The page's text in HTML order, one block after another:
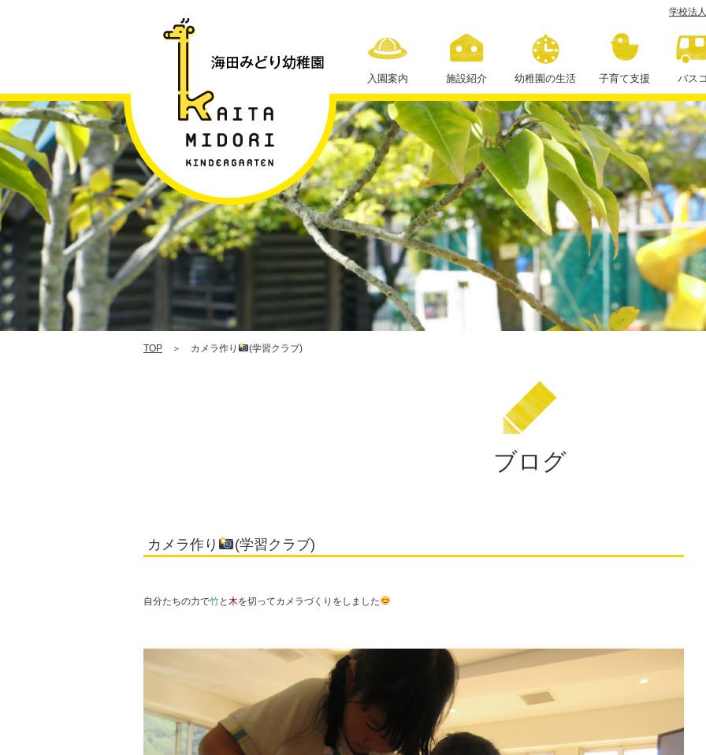
作
り
(学
習
ク
ラ
ブ)
学
学校法
入園案内 施設紹介 幼稚園の生活
１日の流れ
年間行事
課外授業
子育て支援 バス
TOP ＞ カメラ作り (学習クラブ)
ブログ
カメラ作り (学習クラブ)
自分たちの力で竹と 木を切ってカメラづくりをしました